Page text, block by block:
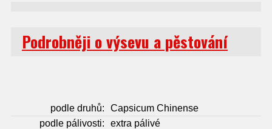
Podrobněji o výsevu a pěstování
podle druhů:
Capsicum Chinense
podle pálivosti:
extra pálivé